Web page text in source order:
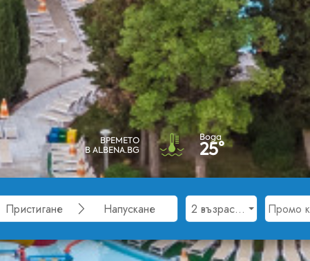
ВРЕМЕТО
В ALBENA.BG
Вода
25°